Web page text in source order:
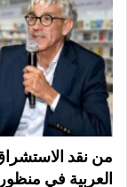
من نقد الاستشراق
العربية في